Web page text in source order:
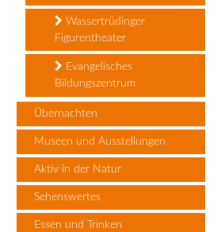
Wassertrüdinger
Figurentheater
Evangelisches
Bildungszentrum
Übernachten
Museen und Ausstellungen
Aktiv in der Natur
Sehenswertes
Essen und Trinken